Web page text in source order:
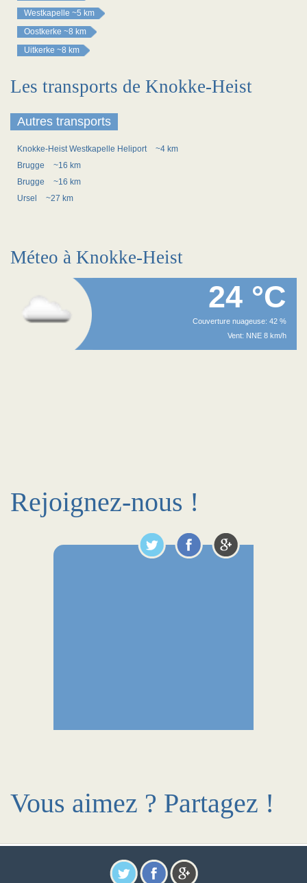
Westkapelle ~5 km
Oostkerke ~8 km
Uitkerke ~8 km
Les transports de Knokke-Heist
Autres transports
Knokke-Heist Westkapelle Heliport
~4 km
Brugge
~16 km
Brugge
~16 km
Ursel
~27 km
Méteo à Knokke-Heist
24 °C
Couverture nuageuse: 42 %
Vent: NNE 8 km/h
Rejoignez-nous !
Vous aimez ? Partagez !